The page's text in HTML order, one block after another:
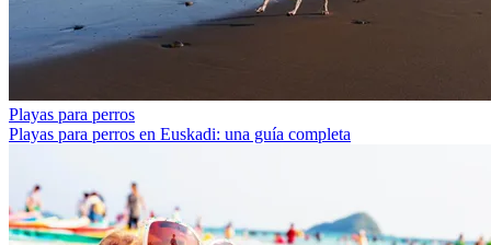
Playas para perros
Playas para perros en Euskadi: una guía completa